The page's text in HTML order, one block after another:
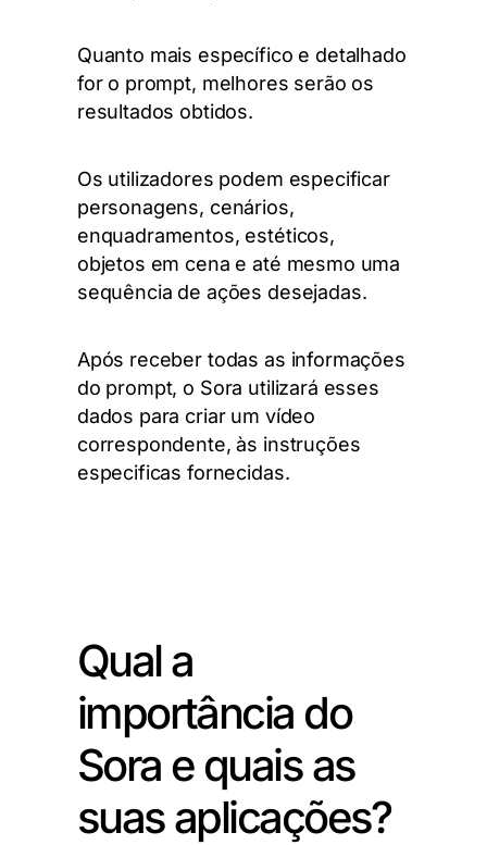
Quanto mais específico e detalhado
for o prompt, melhores serão os
resultados obtidos.
Os utilizadores podem especificar
personagens, cenários,
enquadramentos, estéticos,
objetos em cena e até mesmo uma
sequência de ações desejadas.
Após receber todas as informações
do prompt, o Sora utilizará esses
dados para criar um vídeo
correspondente, às instruções
especificas fornecidas.
Qual a
importância do
Sora e quais as
suas aplicações?